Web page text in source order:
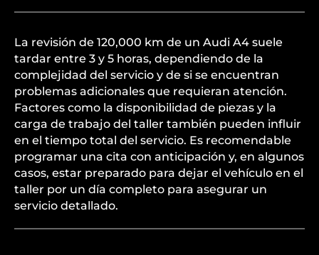
La revisión de 120,000 km de un Audi A4 suele
tardar entre 3 y 5 horas, dependiendo de la
complejidad del servicio y de si se encuentran
problemas adicionales que requieran atención.
Factores como la disponibilidad de piezas y la
carga de trabajo del taller también pueden influir
en el tiempo total del servicio. Es recomendable
programar una cita con anticipación y, en algunos
casos, estar preparado para dejar el vehículo en el
taller por un día completo para asegurar un
servicio detallado.